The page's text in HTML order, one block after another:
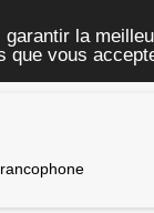
la
que vous